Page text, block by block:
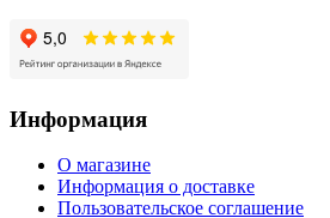
Информация
О магазине
Информация о доставке
Пользовательское соглашение